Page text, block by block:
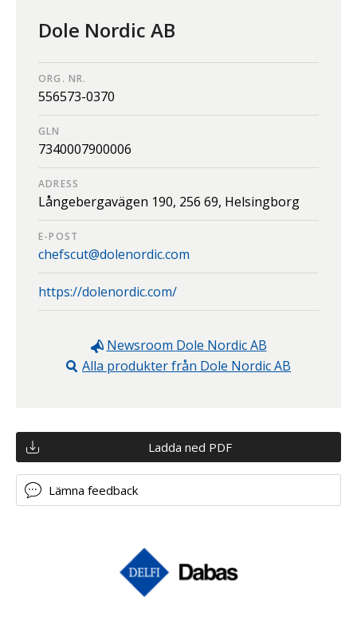
Dole Nordic AB
ORG. NR.
556573-0370
GLN
7340007900006
ADRESS
Långebergavägen 190, 256 69, Helsingborg
E-POST
chefscut@dolenordic.com
https://dolenordic.com/
Newsroom Dole Nordic AB
Alla produkter från Dole Nordic AB
Ladda ned PDF
Lämna feedback